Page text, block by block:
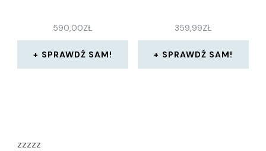
590,00ZŁ
SPRAWDŹ SAM!
359,99ZŁ
SPRAWDŹ SAM!
zzzzz